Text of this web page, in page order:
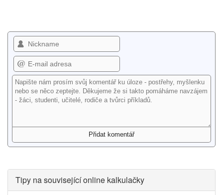
Tipy na související online kalkulačky